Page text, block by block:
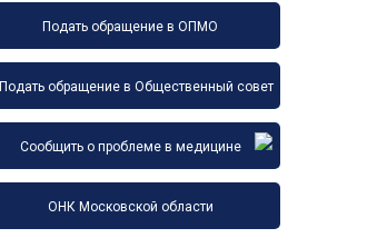
Подать обращение в ОПМО
Подать обращение в Общественный совет
Сообщить о проблеме в медицине
ОНК Московской области